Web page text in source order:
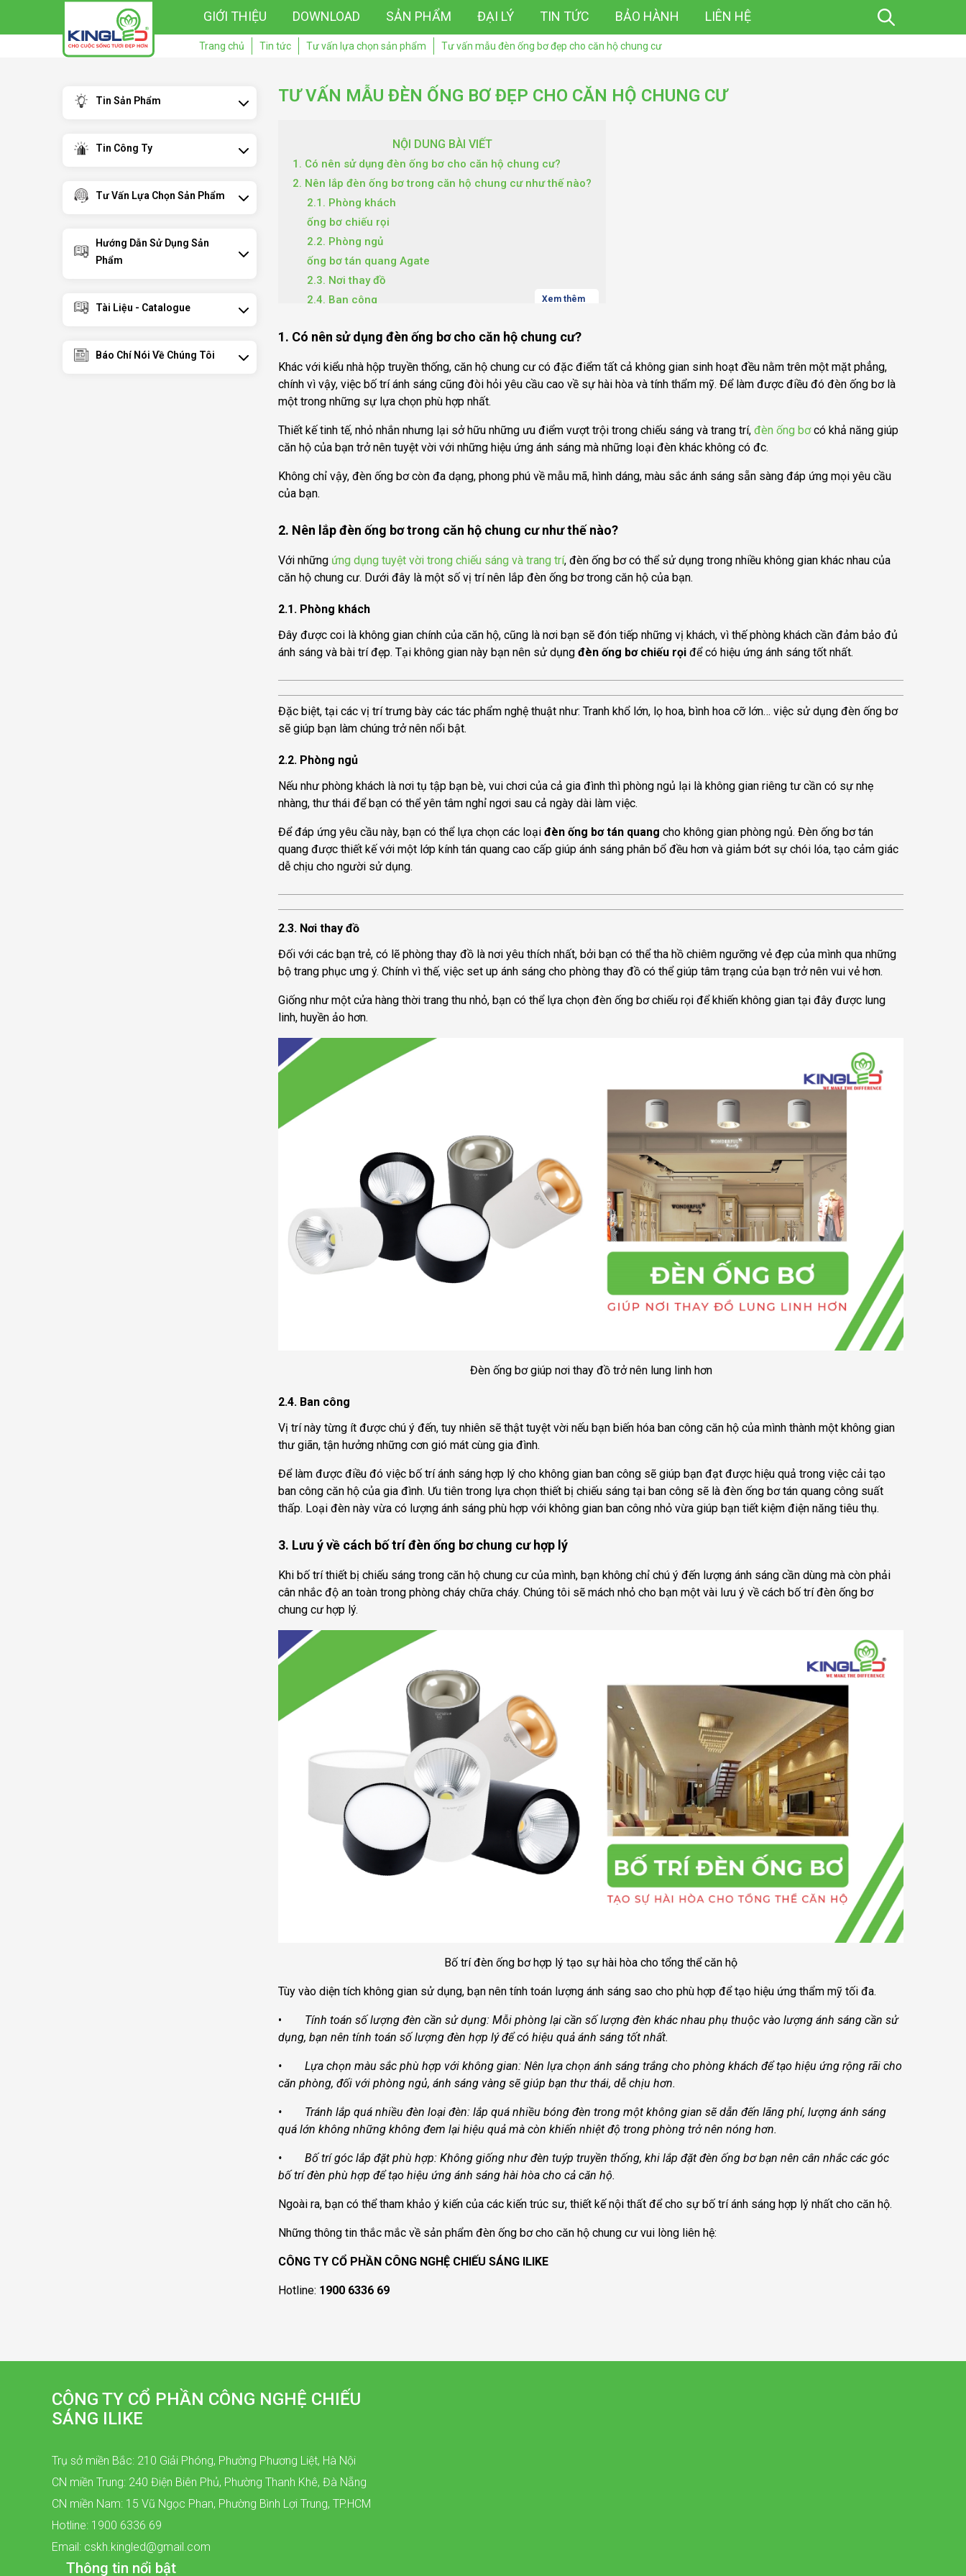
GIỚI THIỆU DOWNLOAD SẢN PHẨM ĐẠI LÝ TIN TỨC BẢO HÀNH LIÊN HỆ
Trang chủ Tin tức Tư vấn lựa chọn sản phẩm Tư vấn mẫu đèn ống bơ đẹp cho căn hộ chung cư
Tin Sản Phẩm
Tin Công Ty
Tư Vấn Lựa Chọn Sản Phẩm
Hướng Dẫn Sử Dụng Sản
Phẩm
Tài Liệu - Catalogue
Báo Chí Nói Về Chúng Tôi
TƯ VẤN MẪU ĐÈN ỐNG BƠ ĐẸP CHO CĂN HỘ CHUNG CƯ
NỘI DUNG BÀI VIẾT
1. Có nên sử dụng đèn ống bơ cho căn hộ chung cư?
2. Nên lắp đèn ống bơ trong căn hộ chung cư như thế nào?
2.1. Phòng khách
ống bơ chiếu rọi
2.2. Phòng ngủ
ống bơ tán quang Agate
2.3. Nơi thay đồ
2.4. Ban công
Xem thêm
1. Có nên sử dụng đèn ống bơ cho căn hộ chung cư?
Khác với kiểu nhà hộp truyền thống, căn hộ chung cư có đặc điểm tất cả không gian sinh hoạt đều nằm trên một mặt phẳng,
chính vì vậy, việc bố trí ánh sáng cũng đòi hỏi yêu cầu cao về sự hài hòa và tính thẩm mỹ. Để làm được điều đó đèn ống bơ là
một trong những sự lựa chọn phù hợp nhất.
Thiết kế tinh tế, nhỏ nhắn nhưng lại sở hữu những ưu điểm vượt trội trong chiếu sáng và trang trí, đèn ống bơcó khả năng giúp
căn hộ của bạn trở nên tuyệt vời với những hiệu ứng ánh sáng mà những loại đèn khác không có đc.
Không chỉ vậy, đèn ống bơ còn đa dạng, phong phú về mẫu mã, hình dáng, màu sắc ánh sáng sẵn sàng đáp ứng mọi yêu cầu
của bạn.
2. Nên lắp đèn ống bơ trong căn hộ chung cư như thế nào?
Với những ứng dụng tuyệt vời trong chiếu sáng và trang trí, đèn ống bơ có thể sử dụng trong nhiều không gian khác nhau của
căn hộ chung cư. Dưới đây là một số vị trí nên lắp đèn ống bơ trong căn hộ của bạn.
2.1. Phòng khách
Đây được coi là không gian chính của căn hộ, cũng là nơi bạn sẽ đón tiếp những vị khách, vì thế phòng khách cần đảm bảo đủ
ánh sáng và bài trí đẹp. Tại không gian này bạn nên sử dụng đèn ống bơ chiếu rọi để có hiệu ứng ánh sáng tốt nhất.
Đặc biệt, tại các vị trí trưng bày các tác phẩm nghệ thuật như: Tranh khổ lớn, lọ hoa, bình hoa cỡ lớn… việc sử dụng đèn ống bơ
sẽ giúp bạn làm chúng trở nên nổi bật.
2.2. Phòng ngủ
Nếu như phòng khách là nơi tụ tập bạn bè, vui chơi của cả gia đình thì phòng ngủ lại là không gian riêng tư cần có sự nhẹ
nhàng, thư thái để bạn có thể yên tâm nghỉ ngơi sau cả ngày dài làm việc.
Để đáp ứng yêu cầu này, bạn có thể lựa chọn các loại đèn ống bơ tán quang cho không gian phòng ngủ. Đèn ống bơ tán
quang được thiết kế với một lớp kính tán quang cao cấp giúp ánh sáng phân bổ đều hơn và giảm bớt sự chói lóa, tạo cảm giác
dễ chịu cho người sử dụng.
2.3. Nơi thay đồ
Đối với các bạn trẻ, có lẽ phòng thay đồ là nơi yêu thích nhất, bởi bạn có thể tha hồ chiêm ngưỡng vẻ đẹp của mình qua những
bộ trang phục ưng ý. Chính vì thế, việc set up ánh sáng cho phòng thay đồ có thể giúp tâm trạng của bạn trở nên vui vẻ hơn.
Giống như một cửa hàng thời trang thu nhỏ, bạn có thể lựa chọn đèn ống bơ chiếu rọi để khiến không gian tại đây được lung
linh, huyền ảo hơn.
Đèn ống bơ giúp nơi thay đồ trở nên lung linh hơn
2.4. Ban công
Vị trí này từng ít được chú ý đến, tuy nhiên sẽ thật tuyệt vời nếu bạn biến hóa ban công căn hộ của mình thành một không gian
thư giãn, tận hưởng những cơn gió mát cùng gia đình.
Để làm được điều đó việc bố trí ánh sáng hợp lý cho không gian ban công sẽ giúp bạn đạt được hiệu quả trong việc cải tạo
ban công căn hộ của gia đình. Ưu tiên trong lựa chọn thiết bị chiếu sáng tại ban công sẽ là đèn ống bơ tán quang công suất
thấp. Loại đèn này vừa có lượng ánh sáng phù hợp với không gian ban công nhỏ vừa giúp bạn tiết kiệm điện năng tiêu thụ.
3. Lưu ý về cách bố trí đèn ống bơ chung cư hợp lý
Khi bố trí thiết bị chiếu sáng trong căn hộ chung cư của mình, bạn không chỉ chú ý đến lượng ánh sáng cần dùng mà còn phải
cân nhắc độ an toàn trong phòng cháy chữa cháy. Chúng tôi sẽ mách nhỏ cho bạn một vài lưu ý về cách bố trí đèn ống bơ
chung cư hợp lý.
Bố trí đèn ống bơ hợp lý tạo sự hài hòa cho tổng thể căn hộ
Tùy vào diện tích không gian sử dụng, bạn nên tính toán lượng ánh sáng sao cho phù hợp để tạo hiệu ứng thẩm mỹ tối đa.
•
Tính toán số lượng đèn cần sử dụng: Mỗi phòng lại cần số lượng đèn khác nhau phụ thuộc vào lượng ánh sáng cần sử
dụng, bạn nên tính toán số lượng đèn hợp lý để có hiệu quả ánh sáng tốt nhất.
• Lựa chọn màu sắc phù hợp với không gian: Nên lựa chọn ánh sáng trắng cho phòng khách để tạo hiệu ứng rộng rãi cho
căn phòng, đối với phòng ngủ, ánh sáng vàng sẽ giúp bạn thư thái, dễ chịu hơn.
• Tránh lắp quá nhiều đèn loại đèn: lắp quá nhiều bóng đèn trong một không gian sẽ dẫn đến lãng phí, lượng ánh sáng
quá lớn không những không đem lại hiệu quả mà còn khiến nhiệt độ trong phòng trở nên nóng hơn.
• Bố trí góc lắp đặt phù hợp: Không giống như đèn tuýp truyền thống, khi lắp đặt đèn ống bơ bạn nên cân nhắc các góc
bố trí đèn phù hợp để tạo hiệu ứng ánh sáng hài hòa cho cả căn hộ.
Ngoài ra, bạn có thể tham khảo ý kiến của các kiến trúc sư, thiết kế nội thất để cho sự bố trí ánh sáng hợp lý nhất cho căn hộ.
Những thông tin thắc mắc về sản phẩm đèn ống bơ cho căn hộ chung cư vui lòng liên hệ:
CÔNG TY CỔ PHẦN CÔNG NGHỆ CHIẾU SÁNG ILIKE
Hotline: 1900 6336 69
CÔNG TY CỔ PHẦN CÔNG NGHỆ CHIẾU
SÁNG ILIKE
Trụ sở miền Bắc: 210 Giải Phóng, Phường Phương Liệt, Hà Nội
CN miền Trung: 240 Điện Biên Phủ, Phường Thanh Khê, Đà Nẵng
CN miền Nam: 15 Vũ Ngọc Phan, Phường Bình Lợi Trung, TP.HCM
Hotline: 1900 6336 69
Email: cskh.kingled@gmail.com
Thông tin nổi bật